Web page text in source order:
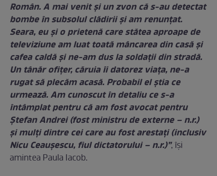
Român. A mai venit și un zvon că s-au detectat
bombe în subsolul clădirii și am renunțat.
Seara, eu și o prietenă care stătea aproape de
televiziune am luat toată mâncarea din casă și
cafea caldă și ne-am dus la soldații din stradă.
Un tânăr ofițer, căruia îi datorez viața, ne-a
rugat să plecăm acasă. Probabil el știa ce
urmează. Am cunoscut în detaliu ce s-a
întâmplat pentru că am fost avocat pentru
Ștefan Andrei (fost ministru de externe – n.r.)
și mulți dintre cei care au fost arestați (inclusiv
Nicu Ceaușescu, fiul dictatorului – n.r.)”, își
amintea Paula Iacob.